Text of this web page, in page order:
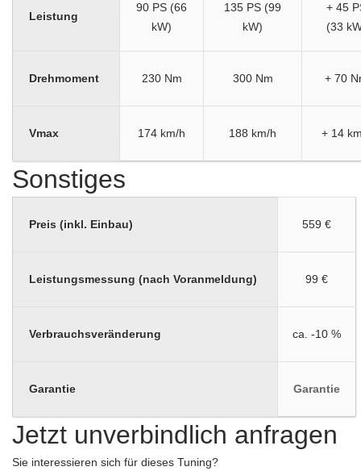
Leistung
90 PS (66
kW)
135 PS (99
kW)
+ 45
(33
Drehmoment 230 Nm 300 Nm + 70
Vmax 174 km/h 188 km/h + 14
Sonstiges
Preis (inkl. Einbau) 559 €
Leistungsmessung (nach Voranmeldung) 99 €
Verbrauchsveränderung ca. -10 %
Garantie Garantie
Jetzt unverbindlich anfragen
Sie interessieren sich für dieses Tuning?